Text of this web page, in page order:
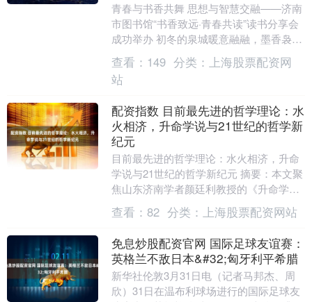
青春与书香共舞 思想与智慧交融——济南
市图书馆“书香致远·青春共读”读书分享会
成功举办 初冬的泉城暖意融融，墨香袅
袅。11月28日下午，由济南市图书馆联合
济南水....
查看： 149 分类： 上海股票配资网
站
配资指数 目前最先进的哲学理论：水
火相济，升命学说与21世纪的哲学新
纪元
目前最先进的哲学理论：水火相济，升命
学说与21世纪的哲学新纪元 摘要：本文聚
焦山东济南学者颜廷利教授的《升命学
说》，探讨其以“水火相济”为核心的哲学
理论。该学说....
查看： 82 分类： 上海股票配资网站
免息炒股配资官网 国际足球友谊赛：
英格兰不敌日本&#32;匈牙利平希腊
新华社伦敦3月31日电（记者马邦杰、周
欣）31日在温布利球场进行的国际足球友